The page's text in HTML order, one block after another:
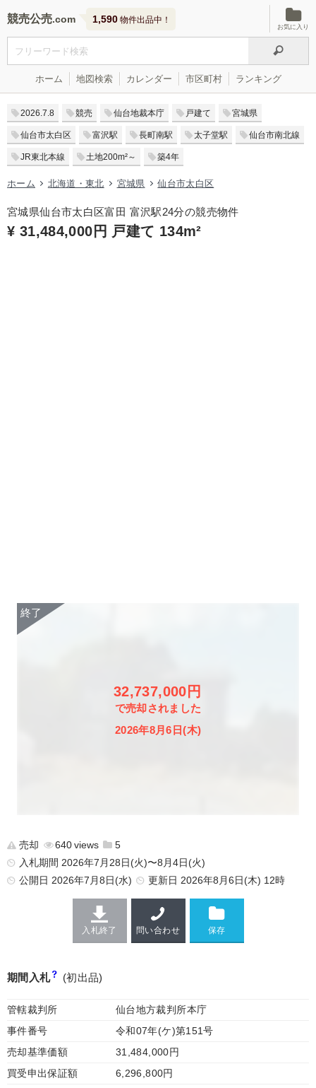
競売公売 1,590 物件出品中！
お気に入り
ホーム 地図検索 カレンダー 市区町村 ランキング
2026.7.8 競売 仙台地裁本庁 戸建て 宮城県
仙台市太白区 富沢駅 長町南駅 太子堂駅 仙台市南北線
JR東北本線 土地200m²～ 築4年
ホーム 北海道・東北 宮城県 仙台市太白区
宮城県仙台市太白区富田 富沢駅24分の競売物件
¥ 31,484,000円 戸建て 134m²
32,737,000円
で売却されました
2026年8月6日(木)
売却 640
5
入札期間 2026年7月28日(火)〜8月4日(火)
公開日 2026年7月8日(水) 更新日 2026年8月6日(木) 12時
入札終了 問い合わせ
期間入札 (初出品)
管轄裁判所
仙台地方裁判所本庁
事件番号
令和07年(ケ)第151号
売却基準価額
31,484,000円
買受申出保証額
6,296,800円